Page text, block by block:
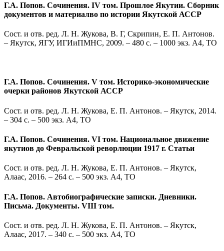
Г.А. Попов. Сочинения. IV том. Прошлое Якутии. Сборник
документов и материалво по истории Якутской АССР
Сост. и отв. ред. Л. Н. Жукова, В. Г, Скрипин, Е. П. Антонов.
– Якутск, ЯГУ, ИГИиПМНС, 2009. – 480 с. – 1000 экз. А4, ТО
Г.А. Попов. Сочинения. V том. Историко-экономические
очерки районов Якутской АССР
Сост. и отв. ред. Л. Н. Жукова, Е. П. Антонов. – Якутск, 2014.
– 304 с. – 500 экз. А4, ТО
Г.А. Попов. Сочинения. VI том. Национальное движение
якутиов до Февральской реворлюции 1917 г. Статьи
Сост. и отв. ред. Л. Н. Жукова, Е. П. Антонов. – Якутск,
Алаас, 2016. – 264 с. – 500 экз. А4, ТО
Г.А. Попов. Автобиографические записки. Дневники.
Письма. Документы. VIII том.
Сост. и отв. ред. Л. Н. Жукова, Е. П. Антонов. – Якутск,
Алаас, 2017. – 340 с. – 500 экз. А4, ТО